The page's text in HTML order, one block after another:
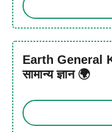
Earth General
सामान्य ज्ञान 🌍